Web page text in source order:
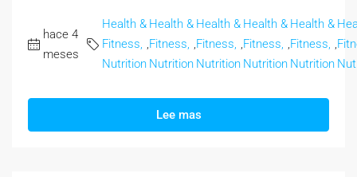
hace 4
meses
Health &
Fitness,
Nutrition
,
Health &
Fitness,
Nutrition
,
Health &
Fitness,
Nutrition
,
Health &
Fitness,
Nutrition
,
Health &
Fitness,
Nutrition
,
Lee mas